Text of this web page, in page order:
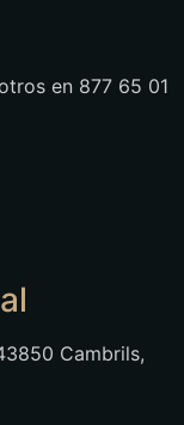
en 877 65 01
Cambrils,